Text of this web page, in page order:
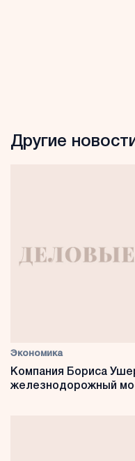
Другие
Экономика
Компания Бориса
железнодорожный